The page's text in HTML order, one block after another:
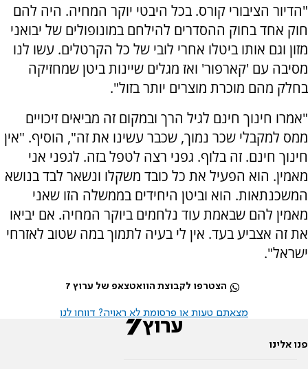
"הדיור הציבורי קורס. בכל היבטי יוקר המחיה. היה להם
חוק אחד בחוק ההסדרים להילחם במונופולים של יבואני
מזון וגם אותו ביטלו אחרי לובי של כל הקרטלים. עשו לנו
מסיבה עם 'קארפור' ואז מגלים שיינות ביטן שמחזיקה
בחלק מהם מוכרת מוצרים יותר בזול".
"אמרו חינוך חינם לגיל הרך ובמקום זה מביאים זיכויים
ממס למקבלי שכר נמוך, שכבר עשינו את זה", הוסיף. "אין
חינוך חינם. זה בלוף. גפני רצה לטפל בזה. לגפני אני
מאמין. הוא הפעיל את כל כובד משקלו ונשאר לבד בנושא
המשכנתאות. הוא וביטן היחידים בממשלה הזו שאני
מאמין להם שבאמת עוד נלחמים ביוקר המחיה. אם יביאו
את זה אצביע בעד. אין לי בעיה לתמוך במה שטוב לאזרחי
ישראל".
הצטרפו לקבוצת הוואטצאפ של ערוץ 7
מצאתם טעות או פרסומת לא ראויה? דווחו לנו
פנו אלינו